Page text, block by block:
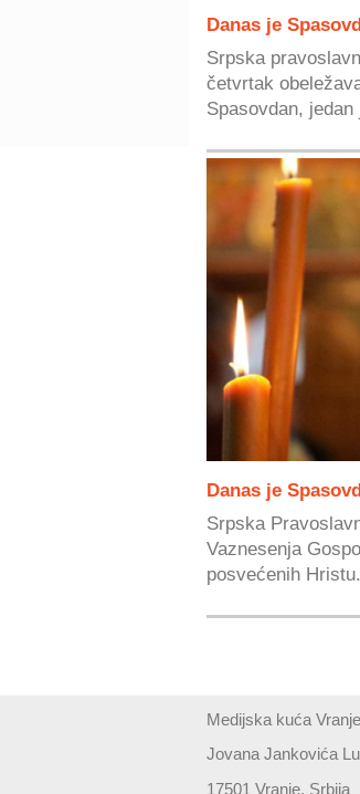
Danas je
Srpska
četvrtak
Spasovdan,
Danas je
Srpska
Vaznesenja
posvećenih
Medijska kuća
Jovana Jankovića
17501 Vranje, Srbija